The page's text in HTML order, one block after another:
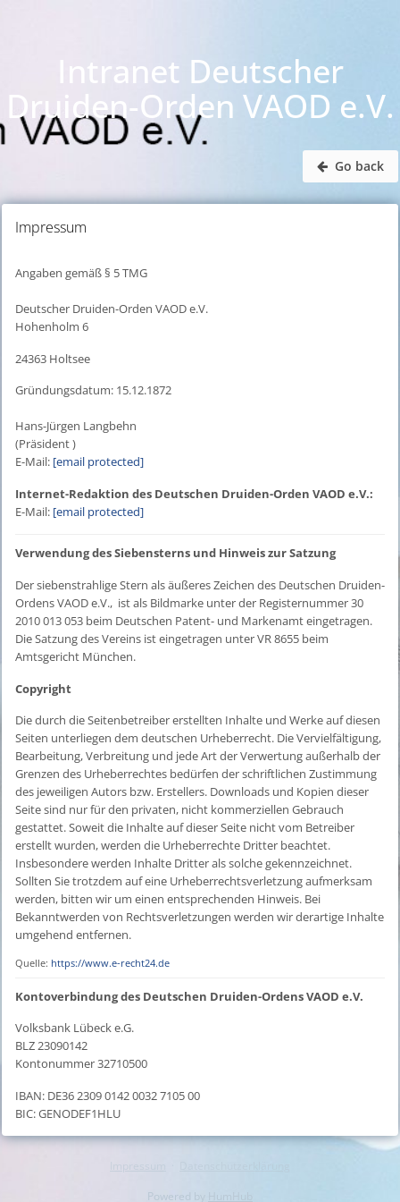
Intranet Deutscher
Druiden-Orden VAOD e.V.
Go back
Impressum
Angaben gemäß § 5 TMG
Deutscher Druiden-Orden VAOD e.V.
Hohenholm 6
24363 Holtsee
Gründungsdatum: 15.12.1872
Hans-Jürgen Langbehn
(Präsident )
E-Mail: [email protected]
Internet-Redaktion des Deutschen Druiden-Orden VAOD e.V.:
E-Mail: [email protected]
Verwendung des Siebensterns und Hinweis zur Satzung
Der siebenstrahlige Stern als äußeres Zeichen des Deutschen Druiden-
Ordens VAOD e.V., ist als Bildmarke unter der Registernummer 30
2010 013 053 beim Deutschen Patent- und Markenamt eingetragen.
Die Satzung des Vereins ist eingetragen unter VR 8655 beim
Amtsgericht München.
Copyright
Die durch die Seitenbetreiber erstellten Inhalte und Werke auf diesen
Seiten unterliegen dem deutschen Urheberrecht. Die Vervielfältigung,
Bearbeitung, Verbreitung und jede Art der Verwertung außerhalb der
Grenzen des Urheberrechtes bedürfen der schriftlichen Zustimmung
des jeweiligen Autors bzw. Erstellers. Downloads und Kopien dieser
Seite sind nur für den privaten, nicht kommerziellen Gebrauch
gestattet. Soweit die Inhalte auf dieser Seite nicht vom Betreiber
erstellt wurden, werden die Urheberrechte Dritter beachtet.
Insbesondere werden Inhalte Dritter als solche gekennzeichnet.
Sollten Sie trotzdem auf eine Urheberrechtsverletzung aufmerksam
werden, bitten wir um einen entsprechenden Hinweis. Bei
Bekanntwerden von Rechtsverletzungen werden wir derartige Inhalte
umgehend entfernen.
Quelle: https://www.e-recht24.de
Kontoverbindung des Deutschen Druiden-Ordens VAOD e.V.
Volksbank Lübeck e.G.
BLZ 23090142
Kontonummer 32710500
IBAN: DE36 2309 0142 0032 7105 00
BIC: GENODEF1HLU
Powered by